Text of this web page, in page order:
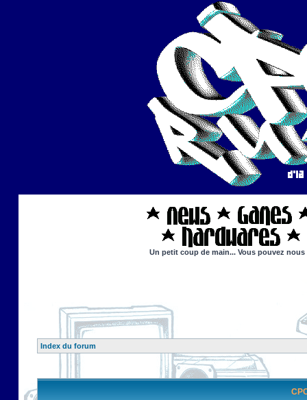
Un petit coup de main... Vous pouvez
Index du forum